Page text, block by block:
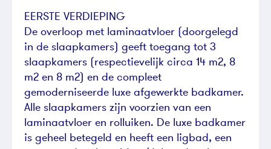
EERSTE VERDIEPING
De overloop met laminaatvloer (doorgelegd
in de slaapkamers) geeft toegang tot 3
slaapkamers (respectievelijk circa 14 m2, 8
m2 en 8 m2) en de compleet
gemoderniseerde luxe afgewerkte badkamer.
Alle slaapkamers zijn voorzien van een
laminaatvloer en rolluiken. De luxe badkamer
is geheel betegeld en heeft een ligbad, een